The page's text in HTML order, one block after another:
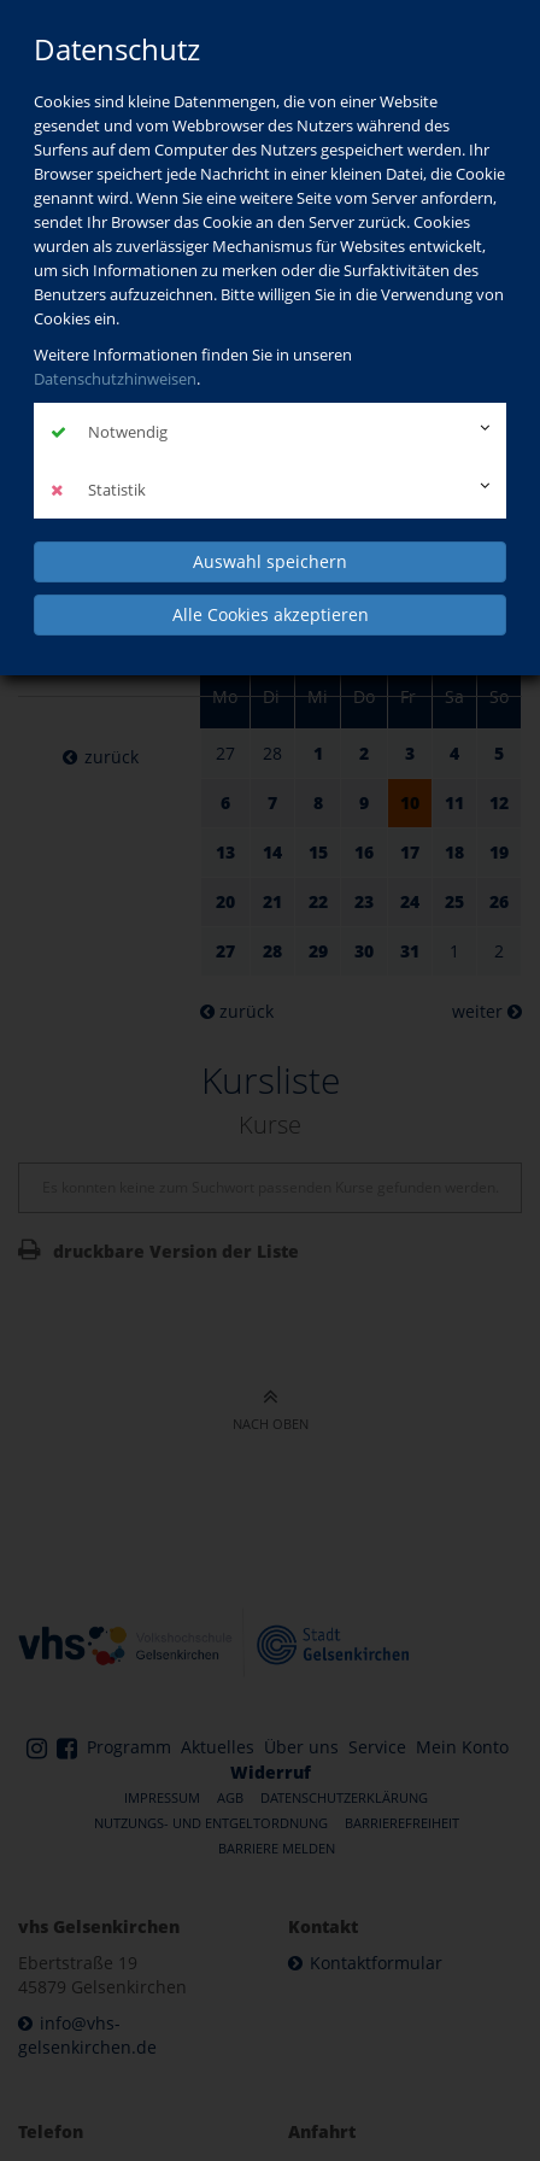
Datenschutz
Cookies sind kleine Datenmengen, die von einer Website
gesendet und vom Webbrowser des Nutzers während des
Surfens auf dem Computer des Nutzers gespeichert werden. Ihr
Browser speichert jede Nachricht in einer kleinen Datei, die Cookie
genannt wird. Wenn Sie eine weitere Seite vom Server anfordern,
sendet Ihr Browser das Cookie an den Server zurück. Cookies
wurden als zuverlässiger Mechanismus für Websites entwickelt,
um sich Informationen zu merken oder die Surfaktivitäten des
Benutzers aufzuzeichnen. Bitte willigen Sie in die Verwendung von
Cookies ein.
Weitere Informationen finden Sie in unseren
Datenschutzhinweisen.
Notwendig
Statistik
Auswahl speichern
Alle Cookies akzeptieren
LOGIN MENÜ
im März
Mo Di Mi Do Fr Sa So
27 28 1 2 3 4 5
6 7 8 9 10 11 12
13 14 15 16 17 18 19
20 21 22 23 24 25 26
27 28 29 30 31 1 2
zurück weiter
am 10.
2023
zurück
Kursliste
Kurse
druckbare Version der Liste
NACH OBEN
Programm Aktuelles Über uns Service Mein Konto
Widerruf
IMPRESSUM AGB
DATENSCHUTZERKLÄRUNG
NUTZUNGS- UND ENTGELTORDNUNG
BARRIEREFREIHEIT
BARRIERE MELDEN
vhs Gelsenkirchen
Ebertstraße 19
45879 Gelsenkirchen
info@vhs-
gelsenkirchen.de
Kontakt
Kontaktformular
Telefon
Anfahrt